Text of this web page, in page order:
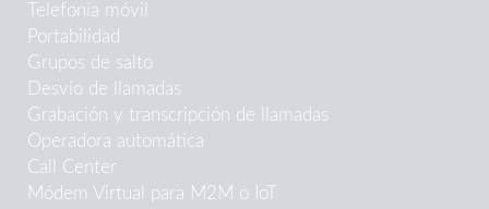
Telefonía móvil
Portabilidad
Grupos de salto
Desvío de llamadas
Grabación y transcripción de llamadas
Operadora automática
Call Center
Módem Virtual para M2M o IoT